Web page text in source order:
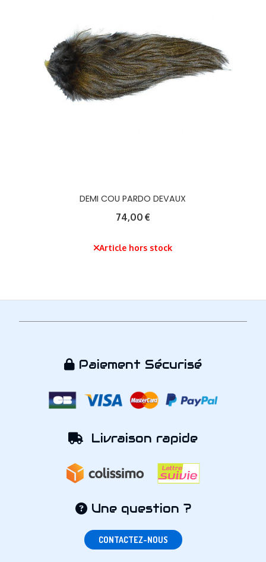
DEMI COU PARDO DEVAUX
74,00 €
Article hors stock
 Paiement Sécurisé
 Livraison rapide
Une question ?
CONTACTEZ-NOUS